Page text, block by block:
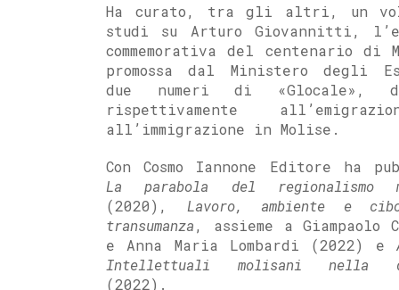
Ha curato, tra gli altri, un
studi su Arturo Giovannitti,
commemorativa del centenario di
promossa dal Ministero degli
due numeri di «Glocale»,
rispettivamente
all’immigrazione in Molise.
Con Cosmo Iannone Editore ha
La parabola del regionalismo
(2020), Lavoro, ambiente e
transumanza, assieme a Giampaolo
e Anna Maria Lombardi (2022) e
Intellettuali molisani nella
(2022).